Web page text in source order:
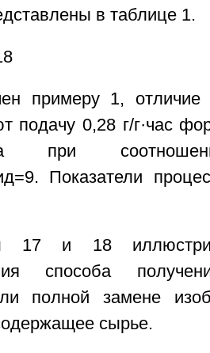
в таблице 1.
примеру 1,
подачу 0,28 г/г·час
при
Показатели
17 и 18
способа
полной замене
сырье.